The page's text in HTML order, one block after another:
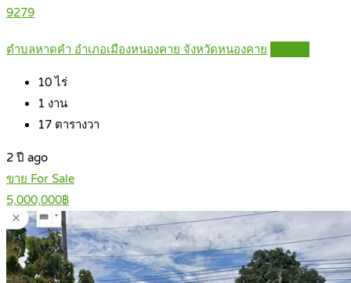
9279
ตำบลหาดคำ อำเภอเมืองหนองคาย จังหวัดหนองคาย
10 ไร่
1 งาน
17 ตารางวา
2 ปี ago
ขาย For Sale
5,000,000฿